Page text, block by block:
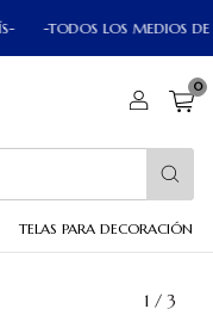
-TODOS LOS MEDIOS DE
0
TELAS PARA DECORACIÓN
1 / 3